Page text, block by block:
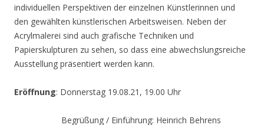
individuellen Perspektiven der einzelnen Künstlerinnen und
den gewählten künstlerischen Arbeitsweisen. Neben der
Acrylmalerei sind auch grafische Techniken und
Papierskulpturen zu sehen, so dass eine abwechslungsreiche
Ausstellung präsentiert werden kann.
Eröffnung: Donnerstag 19.08.21, 19.00 Uhr
Begrüßung / Einführung: Heinrich Behrens